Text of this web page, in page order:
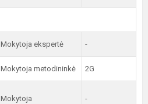
Mokytoja ekspertė -
Mokytoja metodininkė 2G
Mokytoja -